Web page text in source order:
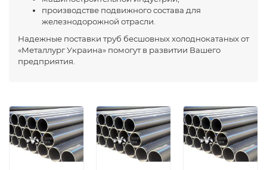
производстве подвижного состава для
железнодорожной отрасли.
Надежные поставки труб бесшовных холоднокатаных от
«Металлург Украина» помогут в развитии Вашего
предприятия.